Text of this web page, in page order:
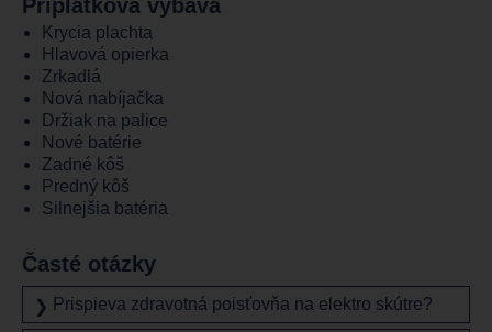
Príplatková výbava
Krycia plachta
Hlavová opierka
Zrkadlá
Nová nabíjačka
Držiak na palice
Nové batérie
Zadné kôš
Predný kôš
Silnejšia batéria
Časté otázky
❯ Prispieva zdravotná poisťovňa na elektro skútre?